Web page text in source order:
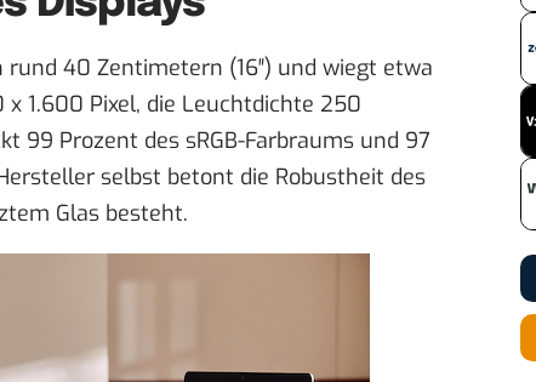
40 Zentimetern (16″) und wiegt etwa
1.600 Pixel, die Leuchtdichte 250
99 Prozent des sRGB-Farbraums und 97
selbst betont die Robustheit des
Glas besteht.